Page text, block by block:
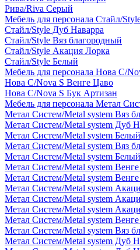
Рива/Riva Серый
Мебель для персонала Стайл/
Стайл/Style Дуб Наварра
Стайл/Style Вяз благородный
Стайл/Style Акация Лорка
Стайл/Style Белый
Мебель для персонала Нова С/
Нова С/Nova S Венге Цаво
Нова С/Nova S Бук Артизан
Мебель для персонала Метал
Метал Систем/Metal system Вяз
Метал Систем/Metal system Дуб
Метал Систем/Metal system
Метал Систем/Metal system Вяз
Метал Систем/Metal system
Метал Систем/Metal system
Метал Систем/Metal system
Метал Систем/Metal system
Метал Систем/Metal system
Метал Систем/Metal system
Метал Систем/Metal system
Метал Систем/Metal system Вяз
Метал Систем/Metal system Дуб